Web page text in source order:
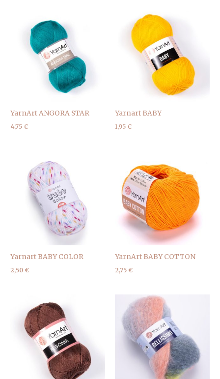
YarnArt ANGORA STAR
4,75 €
Yarnart BABY
1,95 €
Yarnart BABY COLOR
2,50 €
YarnArt BABY COTTON
2,75 €